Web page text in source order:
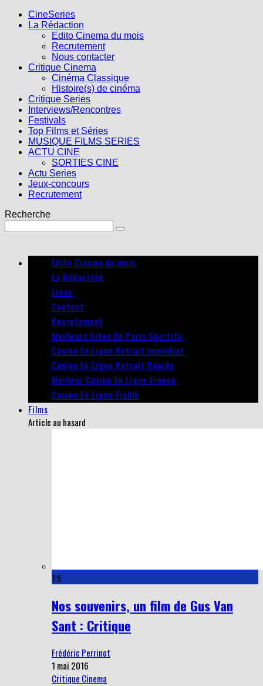
CineSeries
La Rédaction
Edito Cinema du mois
Recrutement
Nous contacter
Critique Cinema
Cinéma Classique
Histoire(s) de cinéma
Critique Series
Interviews/Rencontres
Festivals
Top Films et Séries
MUSIQUE FILMS SERIES
ACTU CINE
SORTIES CINE
Actu Series
Jeux-concours
Recrutement
Recherche
Edito Cinema du mois
La Rédaction
Liens
Contact
Recrutement
Meilleurs Sites De Paris Sportifs
Casino En Ligne Retrait Immédiat
Casino En Ligne Retrait Rapide
Meilleur Casino En Ligne France
Casino En Ligne Fiable
Films
Article au hasard
1.5
Nos souvenirs, un film de Gus Van
Sant : Critique
Frédéric Perrinot
1 mai 2016
Critique Cinema